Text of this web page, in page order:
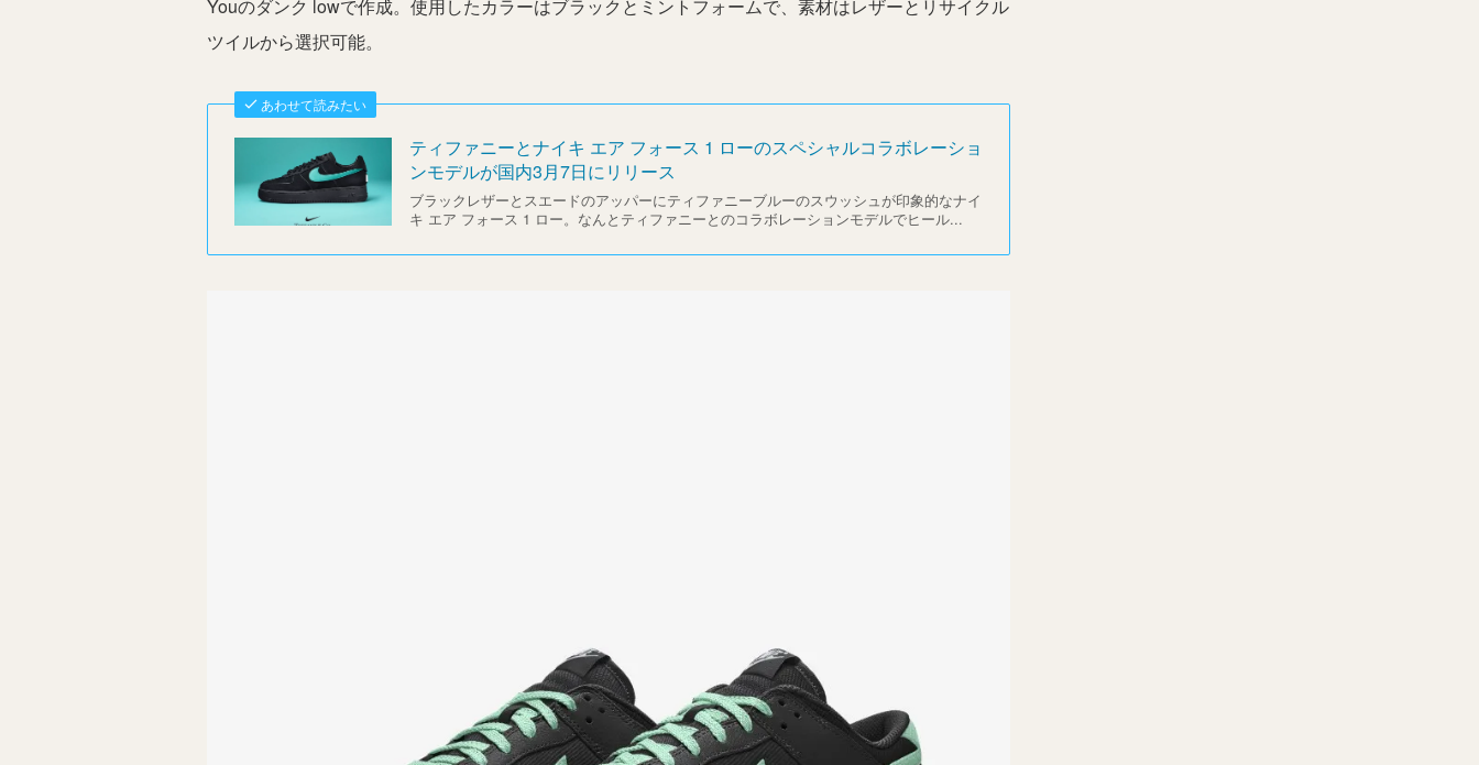
Youのダンク lowで作成。使用したカラーはブラックとミントフォームで、素材はレザーとリサイクル
ツイルから選択可能。
あわせて読みたい
ティファニーとナイキ エア フォース 1 ローのスペシャルコラボレーショ
ンモデルが国内3月7日にリリース
ブラックレザーとスエードのアッパーにティファニーブルーのスウッシュが印象的なナイ
キ エア フォース 1 ロー。なんとティファニーとのコラボレーションモデルでヒール...